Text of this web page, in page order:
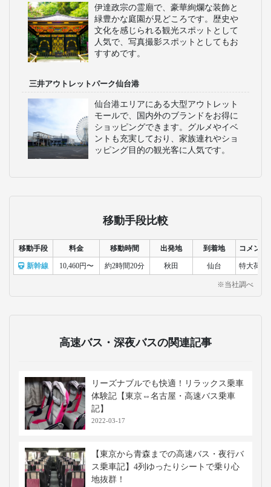
伊達政宗の霊廟で、豪華絢爛な装飾と
緑豊かな庭園が見どころです。歴史や
文化を感じられる観光スポットとして
人気で、写真撮影スポットとしてもお
すすめです。
三井アウトレットパーク仙台港
仙台港エリアにある大型アウトレット
モールで、国内外のブランドをお得に
ショッピングできます。グルメやイベ
ントも充実しており、家族連れやショ
ッピング目的の観光客に人気です。
移動手段比較
移動手段 料金 移動時間 出発地 到着地 コメント
新幹線 10,460円〜 約2時間20分 秋田 仙台 特大荷物
※当社調べ
高速バス・深夜バスの関連記事
リーズナブルでも快適！リラックス乗車
体験記【東京⇔名古屋・高速バス乗車
記】
2022-03-17
【東京から青森までの高速バス・夜行バ
ス乗車記】4列ゆったりシートで乗り心
地抜群！